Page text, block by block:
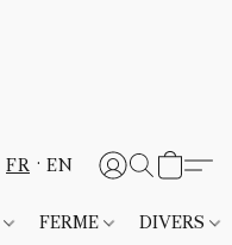
FR EN
FERME DIVERS